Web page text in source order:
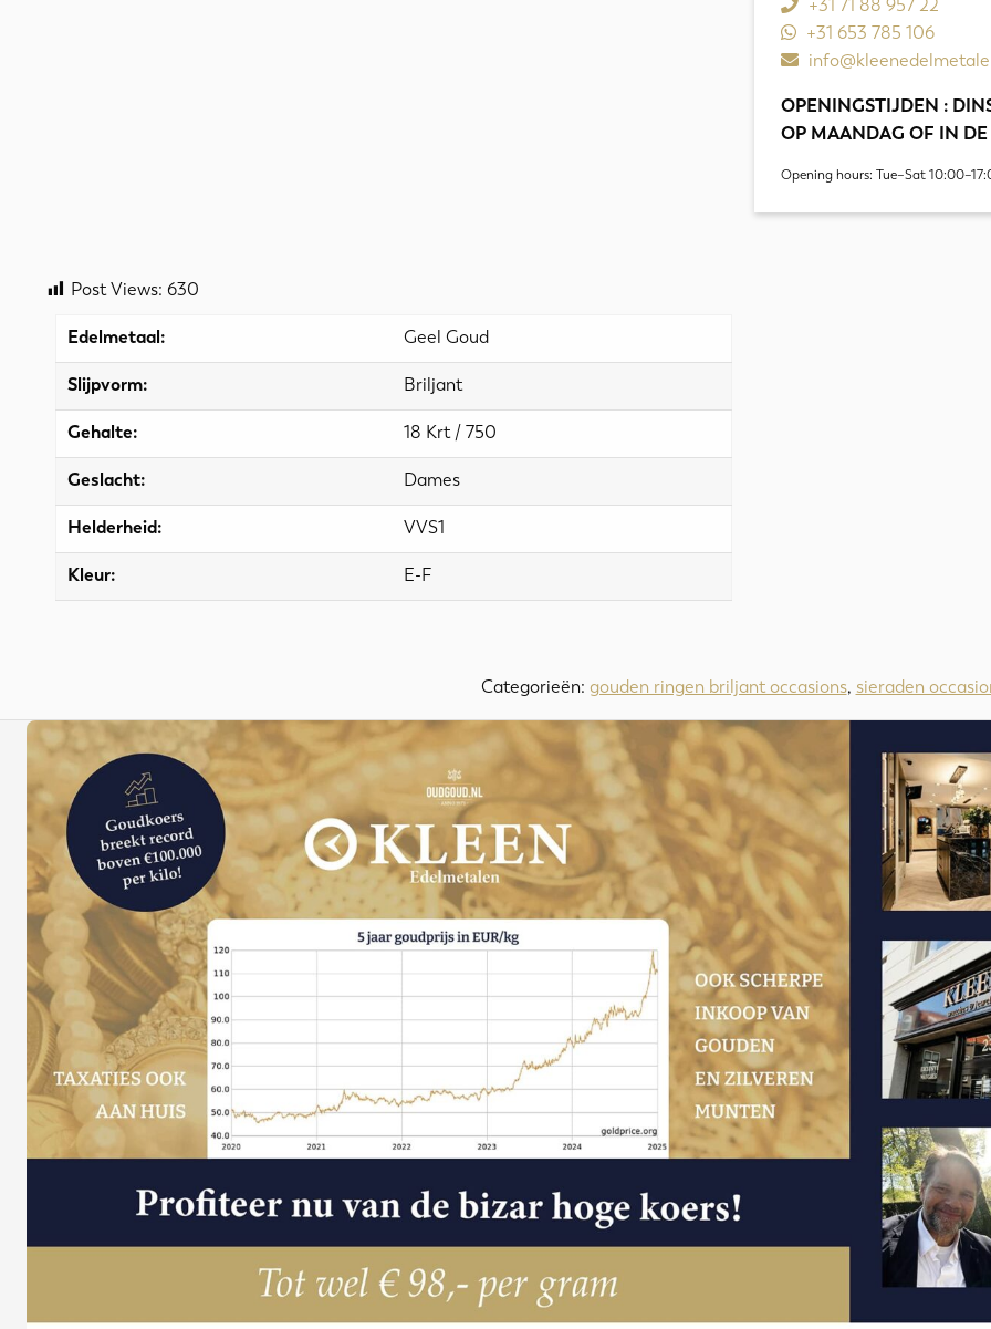
+31 71 88 957 22
+31 653 785 106
OPENINGSTIJDEN :
OP MAANDAG OF IN
Opening hours: Tue–Sat
Post Views: 630
Edelmetaal: Geel Goud
Slijpvorm: Briljant
Gehalte: 18 Krt / 750
Geslacht: Dames
Helderheid: VVS1
Kleur: E-F
Categorieën: gouden ringen briljant occasions, sieraden